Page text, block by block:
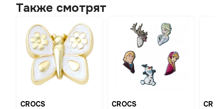
Также смотрят
CROCS
CROCS